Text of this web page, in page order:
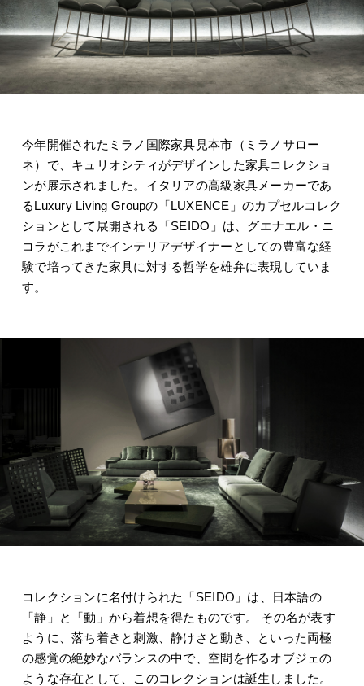
今年開催されたミラノ国際家具見本市（ミラノサロー
ネ）で、キュリオシティがデザインした家具コレクショ
ンが展示されました。イタリアの高級家具メーカーであ
るLuxury Living Groupの「LUXENCE」のカプセルコレク
ションとして展開される「SEIDO」は、グエナエル・ニ
コラがこれまでインテリアデザイナーとしての豊富な経
験で培ってきた家具に対する哲学を雄弁に表現していま
す。
コレクションに名付けられた「SEIDO」は、日本語の
「静」と「動」から着想を得たものです。 その名が表す
ように、落ち着きと刺激、静けさと動き、といった両極
の感覚の絶妙なバランスの中で、空間を作るオブジェの
ような存在として、このコレクションは誕生しました。